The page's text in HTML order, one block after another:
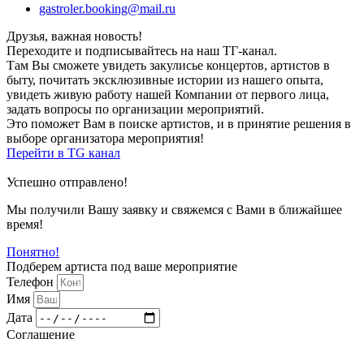
gastroler.booking@mail.ru
Друзья, важная новость!
Переходите и подписывайтесь на наш ТГ-канал.
Там Вы сможете увидеть закулисье концертов, артистов в
быту, почитать эксклюзивные истории из нашего опыта,
увидеть живую работу нашей Компании от первого лица,
задать вопросы по организации мероприятий.
Это поможет Вам в поиске артистов, и в принятие решения в
выборе организатора мероприятия!
Перейти в TG канал
Успешно отправлено!
Мы получили Вашу заявку и свяжемся с Вами в ближайшее
время!
Понятно!
Подберем артиста под ваше мероприятие
Телефон
Имя
Дата
Соглашение